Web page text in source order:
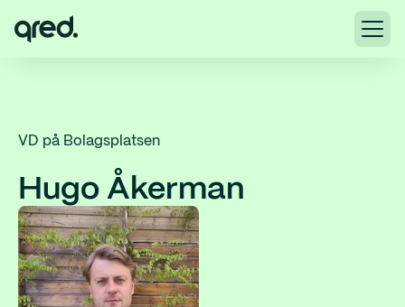
VD på Bolagsplatsen
Hugo Åkerman